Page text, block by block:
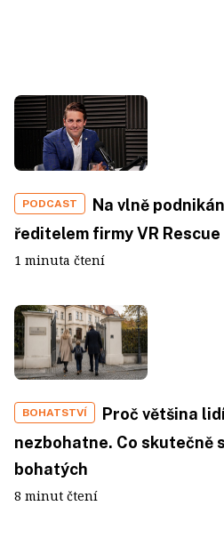
PODCAST
Na vlně
ředitelem firmy VR Rescue
1 minuta čtení
BOHATSTVÍ
Proč většina
nezbohatne. Co skutečně
bohatých
8 minut čtení